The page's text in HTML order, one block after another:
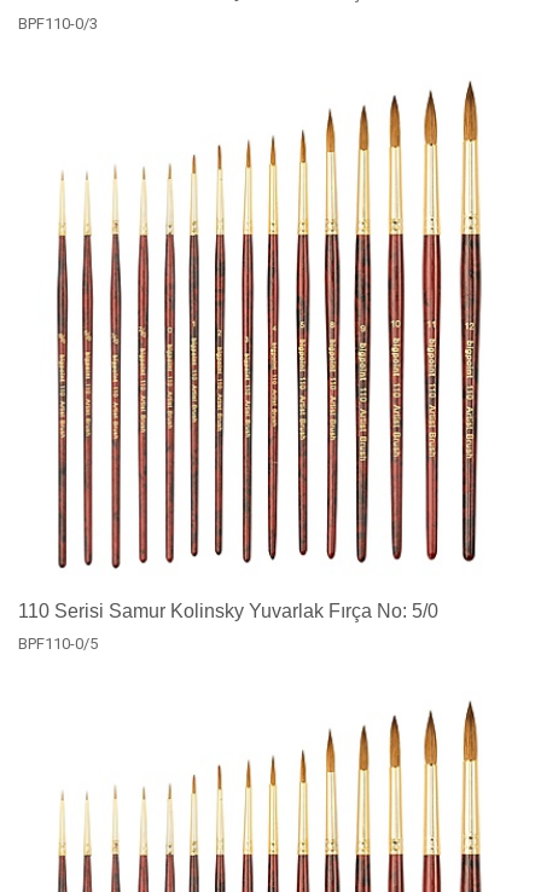
BPF110-0/3
110 Serisi Samur Kolinsky Yuvarlak Fırça No: 5/0
BPF110-0/5